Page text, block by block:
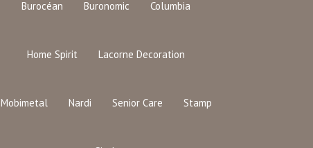
Burocéan Buronomic Columbia
Home Spirit Lacorne Decoration
Mobimetal Nardi Senior Care Stamp